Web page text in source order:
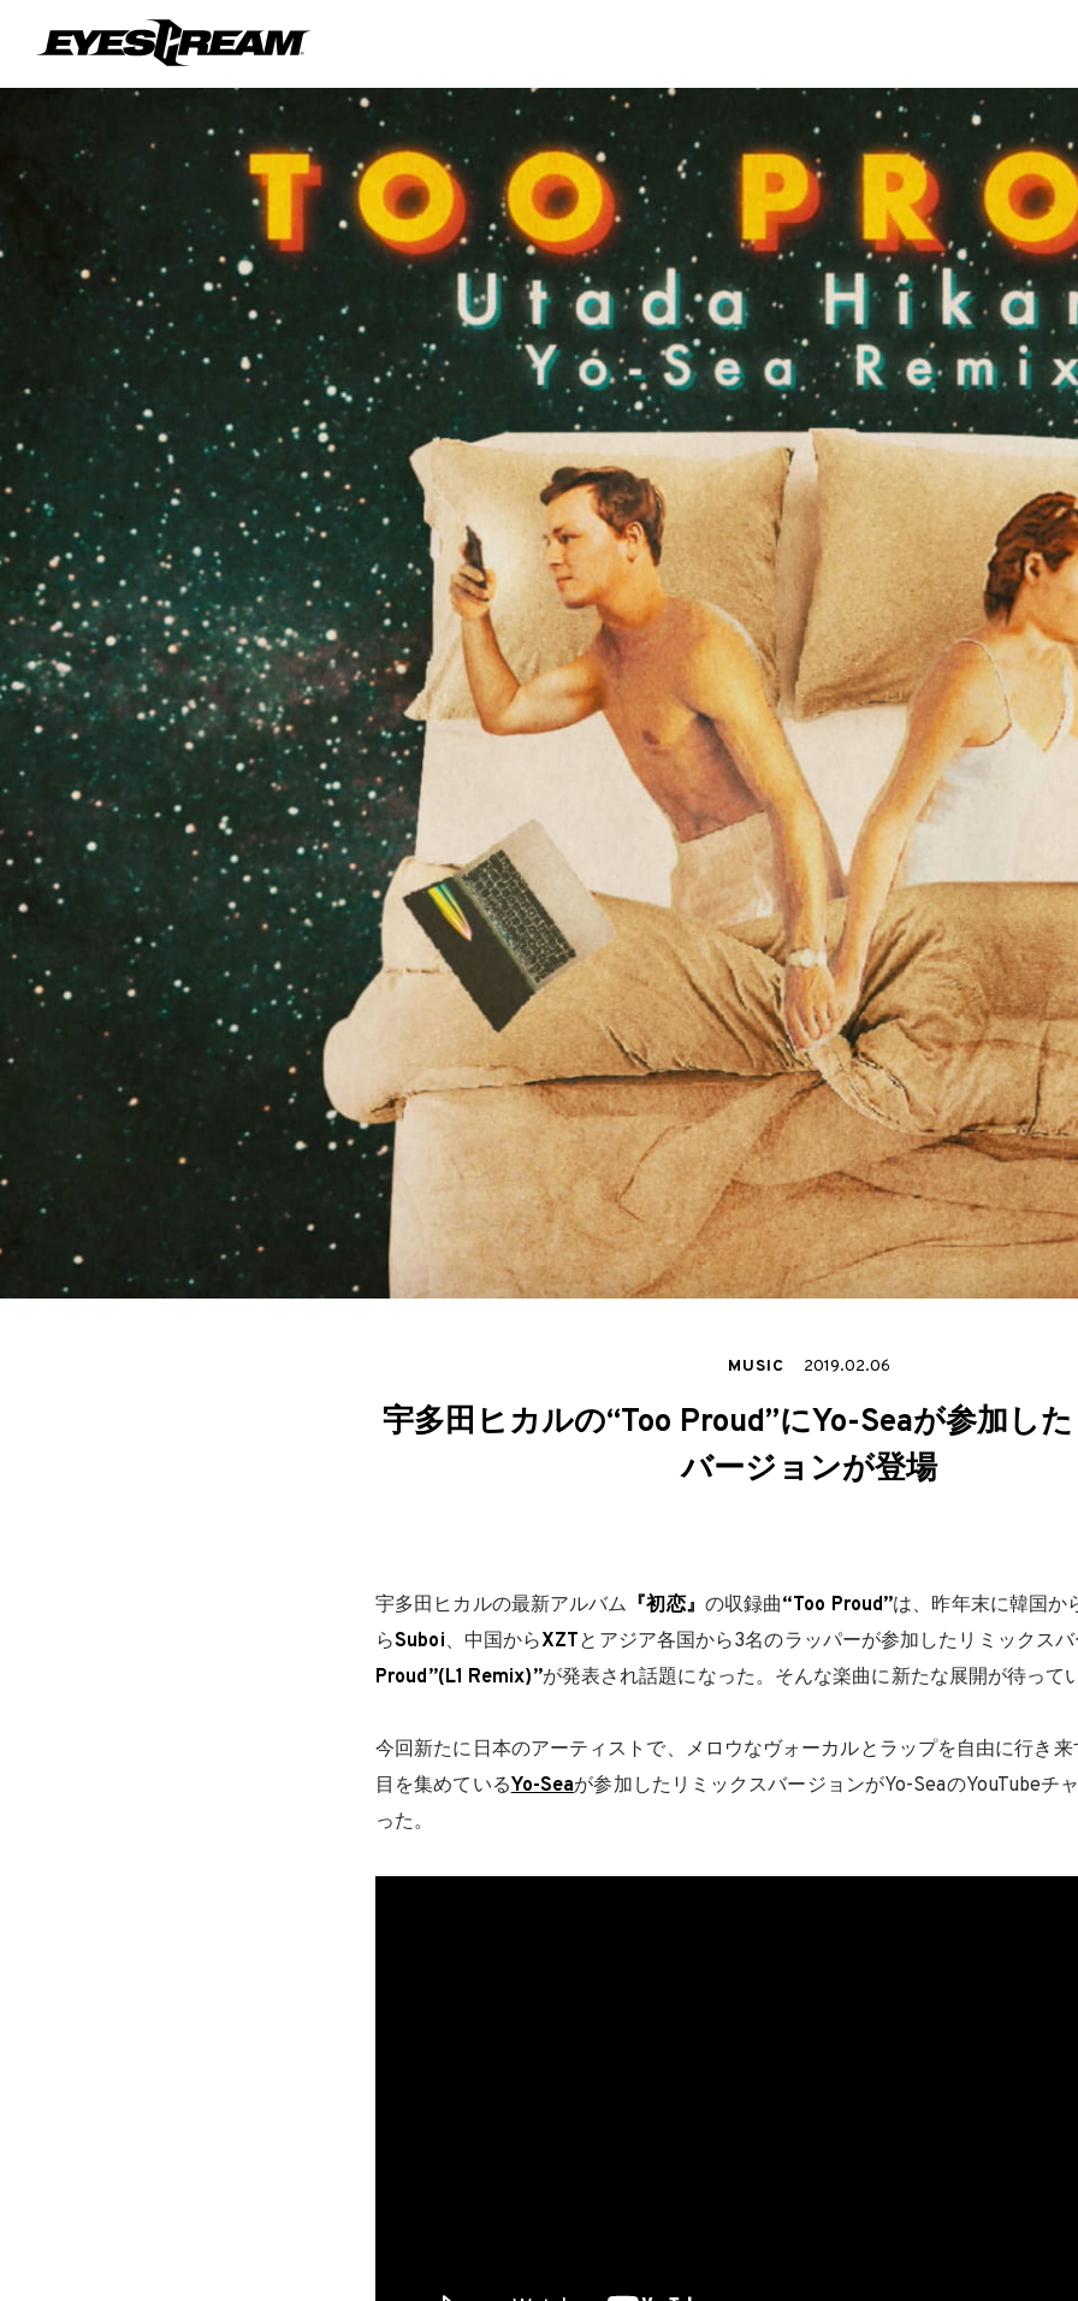
MUSIC 2019.02.06
宇多田ヒカルの“Too Proud”にYo-Seaが参加し
バージョンが登場
宇多田ヒカルの最新アルバム 『初恋』 の収録曲“Too Proud”は、昨年末に韓国か
らSuboi、中国からXZTとアジア各国から3名のラッパーが参加したリミックス
Proud”(L1 Remix)”が発表され話題になった。そんな楽曲に新たな展開が待ってい
今回新たに日本のアーティストで、メロウなヴォーカルとラップを自由に行き
目を集めているYo-Seaが参加したリミックスバージョンがYo-SeaのYouTubeチ
った。